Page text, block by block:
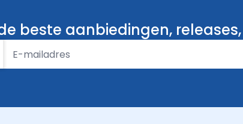
beste aanbiedingen,